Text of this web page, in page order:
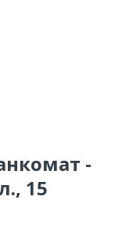
-
15